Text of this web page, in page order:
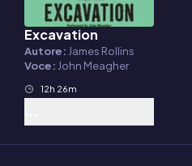
Audiolibro
Excavation
Autore: James Rollins
Voce: John Meagher
12h 26m